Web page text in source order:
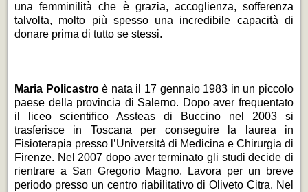
una femminilità che è grazia, accoglienza, sofferenza
talvolta, molto più spesso una incredibile capacità di
donare prima di tutto se stessi.
Maria Policastroè nata il 17 gennaio 1983 in un piccolo
paese della provincia di Salerno. Dopo aver frequentato
il liceo scientifico Assteas di Buccino nel 2003 si
trasferisce in Toscana per conseguire la laurea in
Fisioterapia presso l’Università di Medicina e Chirurgia di
Firenze. Nel 2007 dopo aver terminato gli studi decide di
rientrare a San Gregorio Magno. Lavora per un breve
periodo presso un centro riabilitativo di Oliveto Citra. Nel